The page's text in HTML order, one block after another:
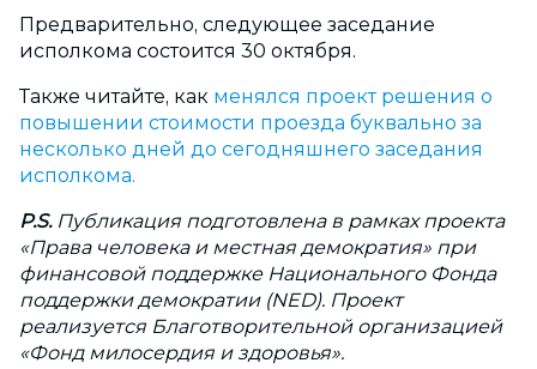
Предварительно, следующее заседание
исполкома состоится 30 октября.
Также читайте, как менялся проект решения о
повышении стоимости проезда буквально за
несколько дней до сегодняшнего заседания
исполкома.
P.S.Публикация подготовлена ​​в рамках проекта
«Права человека и местная демократия» при
финансовой поддержке Национального Фонда
поддержки демократии (NED). Проект
реализуется Благотворительной организацией
«Фонд милосердия и здоровья».